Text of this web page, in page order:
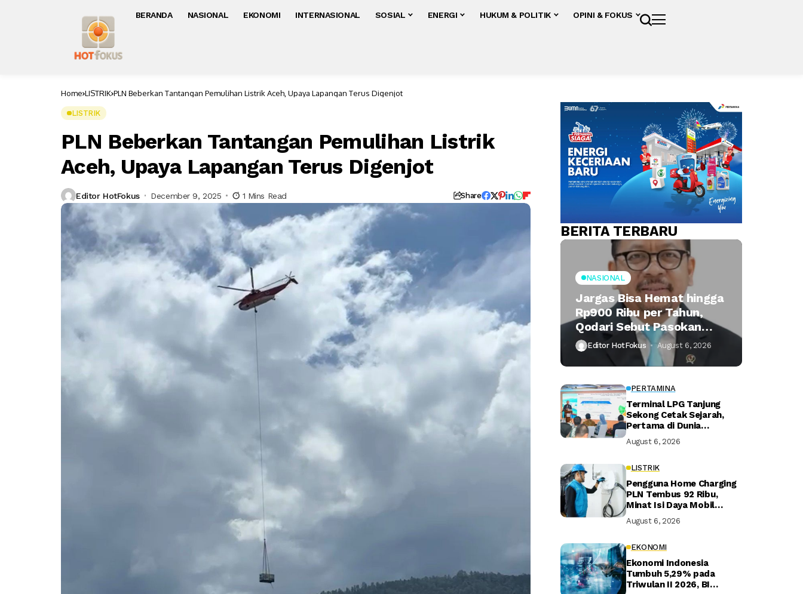
BERANDA NASIONAL EKONOMI INTERNASIONAL SOSIAL ENERGI HUKUM & POLITIK OPINI & FOKUS
Home LISTRIK PLN Beberkan Tantangan Pemulihan Listrik Aceh, Upaya Lapangan Terus Digenjot
LISTRIK
PLN Beberkan Tantangan Pemulihan Listrik
Aceh, Upaya Lapangan Terus Digenjot
Editor HotFokus December 9, 2025 1 Mins Read Share
BERITA TERBARU
NASIONAL
Jargas Bisa Hemat hingga
Rp900 Ribu per Tahun,
Qodari Sebut Pasokan
Lebih Praktis
Editor HotFokus August 6, 2026
PERTAMINA
Terminal LPG Tanjung
Sekong Cetak Sejarah,
Pertama di Dunia
Terminal
August 6, 2026
LISTRIK
Pengguna Home Charging
PLN Tembus 92 Ribu,
Minat Isi Daya Mobil
Naik
August 6, 2026
EKONOMI
Ekonomi Indonesia
Tumbuh 5,29% pada
Triwulan II 2026, BI